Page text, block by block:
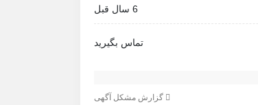
6 سال قبل
تماس بگیرید
گزارش مشکل آگهی